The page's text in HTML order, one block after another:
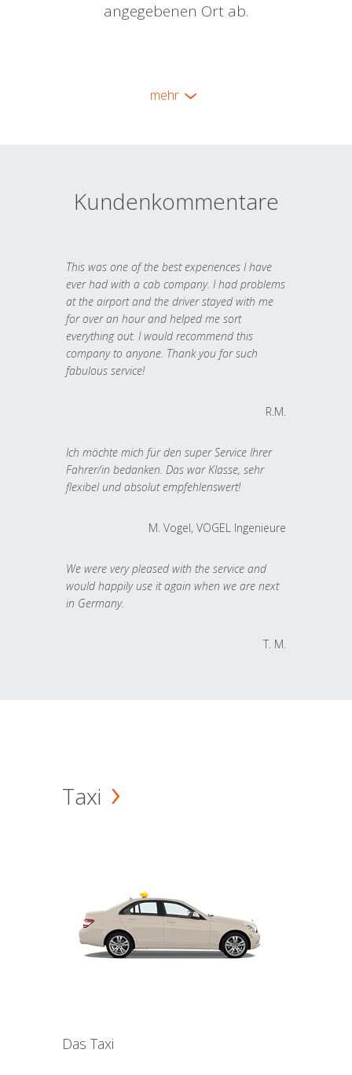
angegebenen Ort ab.
mehr
Kundenkommentare
This was one of the best experiences I have
ever had with a cab company. I had problems
at the airport and the driver stayed with me
for over an hour and helped me sort
everything out. I would recommend this
company to anyone. Thank you for such
fabulous service!
R.M.
Ich möchte mich für den super Service Ihrer
Fahrer/in bedanken. Das war Klasse, sehr
flexibel und absolut empfehlenswert!
M. Vogel, VOGEL Ingenieure
We were very pleased with the service and
would happily use it again when we are next
in Germany.
T. M.
Taxi
Das Taxi